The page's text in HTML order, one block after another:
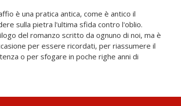
è una pratica antica, come è antico il
sulla pietra l'ultima sfida contro l'oblio.
del romanzo scritto da ognuno di noi, ma è
per essere ricordati, per riassumere il
o per sfogare in poche righe anni di
presenta una raccolta di epitaffi, a volte
poetici, che per la loro concisione e arguzia
vero e proprio genere letterario, nella
come recita un antico proverbio russo,